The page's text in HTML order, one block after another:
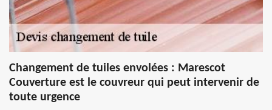
Changement de tuiles envolées : Marescot
Couverture est le couvreur qui peut intervenir de
toute urgence